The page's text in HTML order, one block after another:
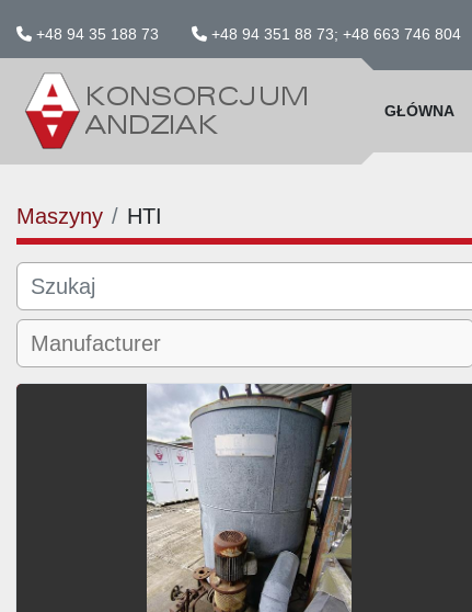
+48 94 35 188 73 +48 94 351 88 73; +48 663 746 804
GŁÓWNA
Maszyny HTI